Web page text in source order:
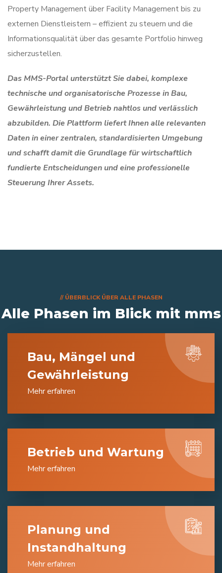
Property Management über Facility Management bis zu
externen Dienstleistern – effizient zu steuern und die
Informationsqualität über das gesamte Portfolio hinweg
sicherzustellen.
Das MMS-Portal unterstützt Sie dabei, komplexe
technische und organisatorische Prozesse in Bau,
Gewährleistung und Betrieb nahtlos und verlässlich
abzubilden. Die Plattform liefert Ihnen alle relevanten
Daten in einer zentralen, standardisierten Umgebung
und schafft damit die Grundlage für wirtschaftlich
fundierte Entscheidungen und eine professionelle
Steuerung Ihrer Assets.
// ÜBERBLICK ÜBER ALLE PHASEN
Alle Phasen im Blick mit mms
Bau, Mängel und
Gewährleistung
Mehr erfahren
Betrieb und Wartung
Mehr erfahren
Planung und
Instandhaltung
Mehr erfahren